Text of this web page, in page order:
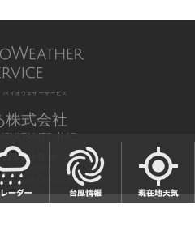
バイオウェザーサービス
株式会社
Inc.
報業務許可 第12号
Reserved,
IDEA Consultants,Inc